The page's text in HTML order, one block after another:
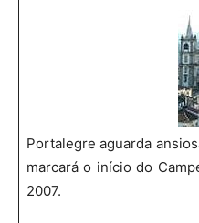
Portalegre aguarda
marcará o início do
2007.